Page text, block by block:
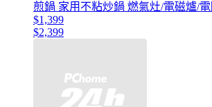
煎鍋 家用不粘炒鍋 燃氣灶/電磁爐/電
$1,399
$2,399